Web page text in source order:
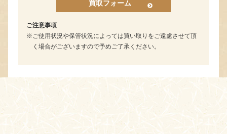
買取フォーム
ご注意事項
ご使用状況や保管状況によっては買い取りをご遠慮させて頂
く場合がございますので予めご了承ください。